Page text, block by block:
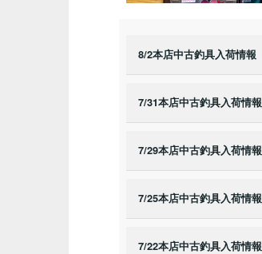
8/2本店中古釣具入荷情報
7/31本店中古釣具入荷情報
7/29本店中古釣具入荷情報
7/25本店中古釣具入荷情報
7/22本店中古釣具入荷情報